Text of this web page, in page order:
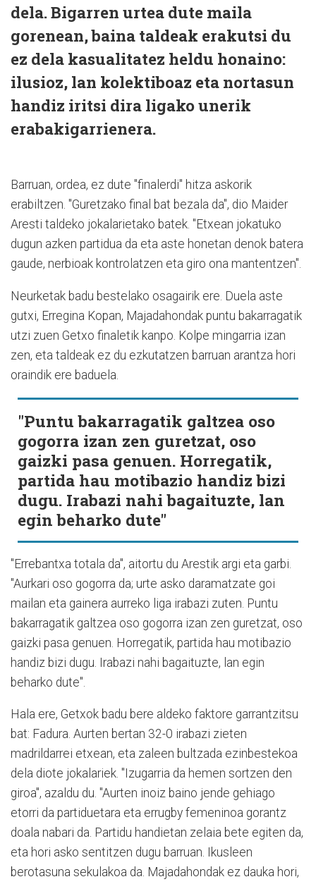
dela. Bigarren urtea dute maila
gorenean, baina taldeak erakutsi du
ez dela kasualitatez heldu honaino:
ilusioz, lan kolektiboaz eta nortasun
handiz iritsi dira ligako unerik
erabakigarrienera.
Barruan, ordea, ez dute "finalerdi" hitza askorik
erabiltzen. "Guretzako final bat bezala da", dio Maider
Aresti taldeko jokalarietako batek. "Etxean jokatuko
dugun azken partidua da eta aste honetan denok batera
gaude, nerbioak kontrolatzen eta giro ona mantentzen".
Neurketak badu bestelako osagairik ere. Duela aste
gutxi, Erregina Kopan, Majadahondak puntu bakarragatik
utzi zuen Getxo finaletik kanpo. Kolpe mingarria izan
zen, eta taldeak ez du ezkutatzen barruan arantza hori
oraindik ere baduela.
"Puntu bakarragatik galtzea oso
gogorra izan zen guretzat, oso
gaizki pasa genuen. Horregatik,
partida hau motibazio handiz bizi
dugu. Irabazi nahi bagaituzte, lan
egin beharko dute"
"Errebantxa totala da", aitortu du Arestik argi eta garbi.
"Aurkari oso gogorra da; urte asko daramatzate goi
mailan eta gainera aurreko liga irabazi zuten. Puntu
bakarragatik galtzea oso gogorra izan zen guretzat, oso
gaizki pasa genuen. Horregatik, partida hau motibazio
handiz bizi dugu. Irabazi nahi bagaituzte, lan egin
beharko dute".
Hala ere, Getxok badu bere aldeko faktore garrantzitsu
bat: Fadura. Aurten bertan 32-0 irabazi zieten
madrildarrei etxean, eta zaleen bultzada ezinbestekoa
dela diote jokalariek. "Izugarria da hemen sortzen den
giroa", azaldu du. "Aurten inoiz baino jende gehiago
etorri da partiduetara eta errugby femeninoa gorantz
doala nabari da. Partidu handietan zelaia bete egiten da,
eta hori asko sentitzen dugu barruan. Ikusleen
berotasuna sekulakoa da. Majadahondak ez dauka hori,